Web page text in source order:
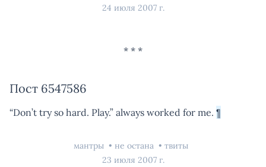
24 июля 2007 г.
Пост 6547586
“Don’t try so hard. Play.” always worked for me. ¶
мантры не остана
твиты
23 июля 2007 г.